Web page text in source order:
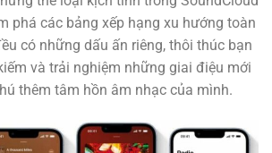
phá các bảng xếp hạng xu hướng toàn
có những dấu ấn riêng, thôi thúc bạn
và trải nghiệm những giai điệu mới
thêm tâm hồn âm nhạc của mình.